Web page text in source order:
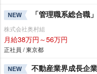
NEW 「管理職系総合職
株式会社奥村組
月給38万円～56万円
正社員 / 東京都
NEW 不動産業界成長企